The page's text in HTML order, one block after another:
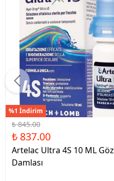
%1 İndirim
₺ 845.00
₺ 837.00
Artelac Ultra 4S 10 ML Göz
Damlası